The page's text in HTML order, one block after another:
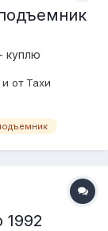
куплю
от Тахи